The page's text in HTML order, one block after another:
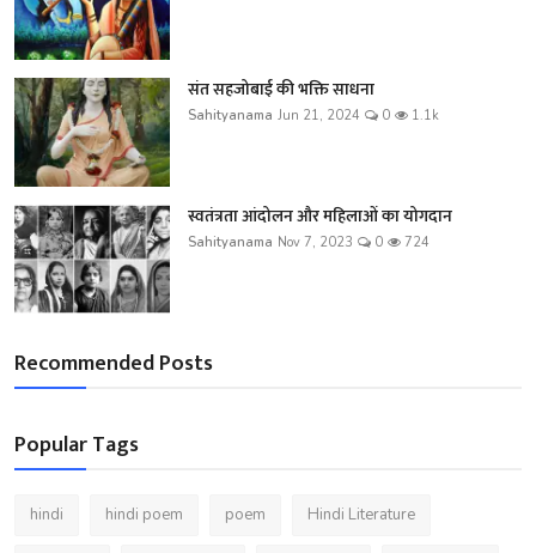
संत सहजोबाई की भक्ति साधना
Sahityanama Jun 21, 2024 0 1.1k
स्वतंत्रता आंदोलन और महिलाओं का योगदान
Sahityanama Nov 7, 2023 0 724
Recommended Posts
Popular Tags
hindi hindi poem poem Hindi Literature